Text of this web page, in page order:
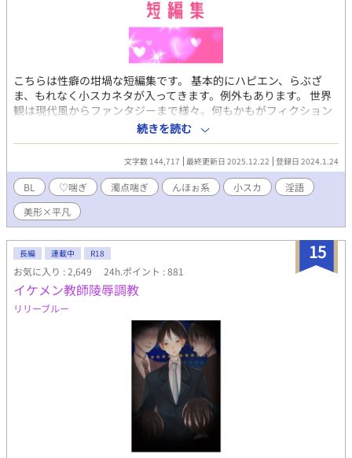
こちらは性癖の坩堝な短編集です。 基本的にハピエン、らぶざ
ま、もれなく小スカネタが入ってきます。例外もあります。 世界
観は現代風からファンタジーまで様々。何もかもがフィクション
です。 含まれる成分は下記に随時追加していきますが、何でも美
味しく食べる方向けです。 ⚠成分⚠ 小スカ(おもらし・イキショ
ン・うれション・飲尿・浴尿・おむつ・温泉浣腸)/♡喘ぎ/濁点喘
ぎ/んほぉ系/執着/淫語/常識改変/洗脳/羞恥/3P/衆人環視/催眠/幼
児退行/産卵/放屁/スパンキング/触手/人外/食ザー/男性妊娠/擬似
排泄/女装/落書き/母乳/逆バニー/ヤンデレ
続きを読む
文字数 144,717 最終更新日 2025.12.22 登録日 2024.1.24
BL ♡喘ぎ 濁点喘ぎ んほぉ系 小スカ
淫語
美形×平凡
15
長編 連載中 R18
お気に入り : 2,649 24h.ポイント : 881
イケメン教師陵辱調教
リリーブルー